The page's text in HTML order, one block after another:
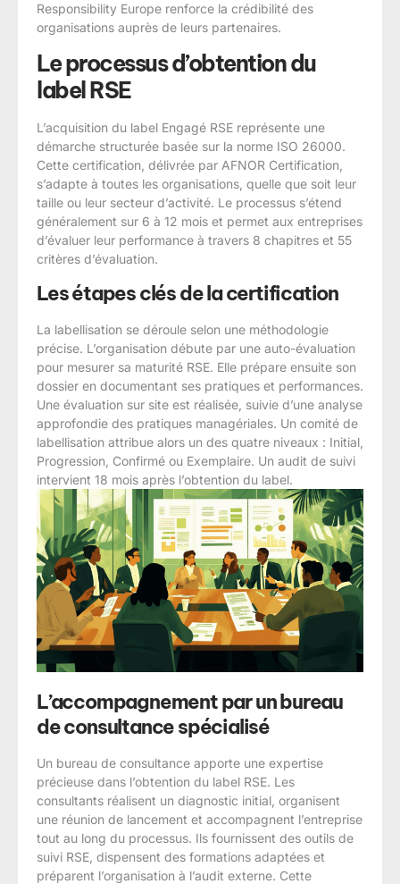
Responsibility Europe renforce la crédibilité des
organisations auprès de leurs partenaires.
Le processus d’obtention du
label RSE
L’acquisition du label Engagé RSE représente une
démarche structurée basée sur la norme ISO 26000.
Cette certification, délivrée par AFNOR Certification,
s’adapte à toutes les organisations, quelle que soit leur
taille ou leur secteur d’activité. Le processus s’étend
généralement sur 6 à 12 mois et permet aux entreprises
d’évaluer leur performance à travers 8 chapitres et 55
critères d’évaluation.
Les étapes clés de la certification
La labellisation se déroule selon une méthodologie
précise. L’organisation débute par une auto-évaluation
pour mesurer sa maturité RSE. Elle prépare ensuite son
dossier en documentant ses pratiques et performances.
Une évaluation sur site est réalisée, suivie d’une analyse
approfondie des pratiques managériales. Un comité de
labellisation attribue alors un des quatre niveaux : Initial,
Progression, Confirmé ou Exemplaire. Un audit de suivi
intervient 18 mois après l’obtention du label.
L’accompagnement par un bureau
de consultance spécialisé
Un bureau de consultance apporte une expertise
précieuse dans l’obtention du label RSE. Les
consultants réalisent un diagnostic initial, organisent
une réunion de lancement et accompagnent l’entreprise
tout au long du processus. Ils fournissent des outils de
suivi RSE, dispensent des formations adaptées et
préparent l’organisation à l’audit externe. Cette